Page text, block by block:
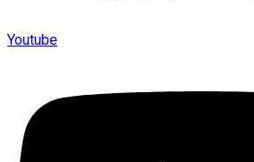
Youtube